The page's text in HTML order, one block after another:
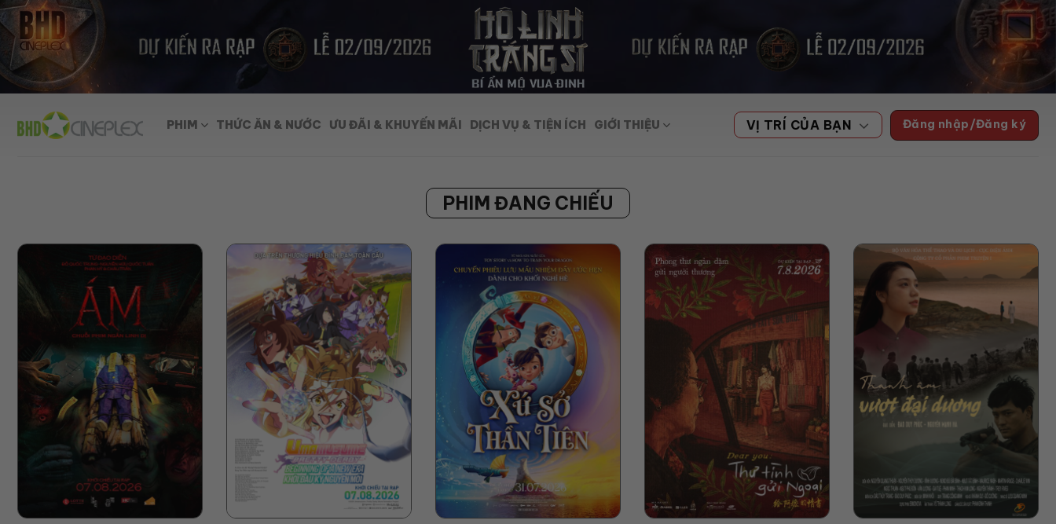
Skip
to
content
PHIM THỨC ĂN & NƯỚC ƯU ĐÃI & KHUYẾN MÃI DỊCH VỤ & TIỆN ÍCH GIỚI THIỆU VỊ TRÍ CỦA BẠN Đăng nhập/Đăng ký
PHIM ĐANG CHIẾU